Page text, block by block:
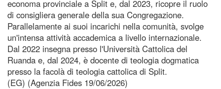
economa provinciale a Split e, dal 2023, ricopre il ruolo
di consigliera generale della sua Congregazione.
Parallelamente ai suoi incarichi nella comunità, svolge
un'intensa attività accademica a livello internazionale.
Dal 2022 insegna presso l'Università Cattolica del
Ruanda e, dal 2024, è docente di teologia dogmatica
presso la facolà di teologia cattolica di Split.
(EG) (Agenzia Fides 19/06/2026)